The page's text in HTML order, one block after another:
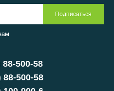
88-500-58
88-500-58